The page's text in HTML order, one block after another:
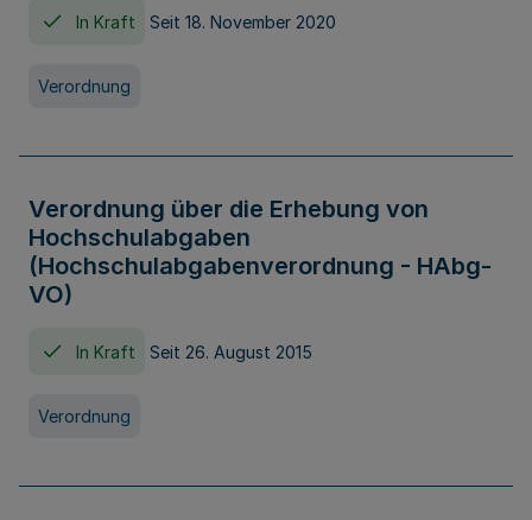
In Kraft Seit 18. November 2020
Verordnung
Verordnung über die Erhebung von
Hochschulabgaben
(Hochschulabgabenverordnung - HAbg-
VO)
In Kraft Seit 26. August 2015
Verordnung